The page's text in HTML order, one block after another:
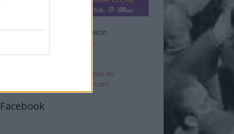
Rockzenei magazin
Impresszum
rsszerk@rockstation.hu
rsszerk@gmail.com
Facebook